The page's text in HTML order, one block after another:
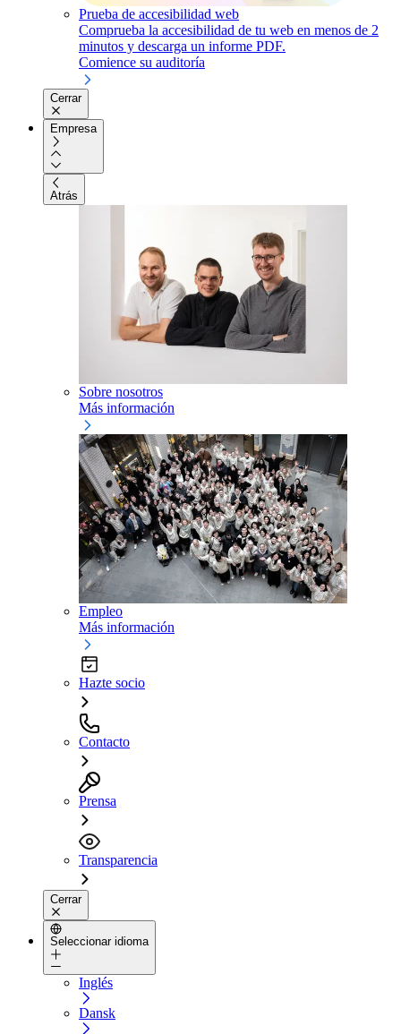
Prueba de accesibilidad web
Comprueba la accesibilidad de tu web en menos de 2
minutos y descarga un informe PDF.
Comience su auditoría
Cerrar
Empresa
Atrás
Sobre nosotros
Más información
Empleo
Más información
Hazte socio
Contacto
Prensa
Transparencia
Cerrar
Seleccionar idioma
Inglés
Dansk